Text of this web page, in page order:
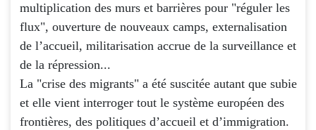
multiplication des murs et barrières pour "réguler les
flux", ouverture de nouveaux camps, externalisation
de l’accueil, militarisation accrue de la surveillance et
de la répression...
La "crise des migrants" a été suscitée autant que subie
et elle vient interroger tout le système européen des
frontières, des politiques d’accueil et d’immigration.